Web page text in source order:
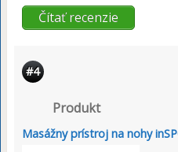
Čítať recenzie
#4
Produkt
Masážny prístroj na nohy